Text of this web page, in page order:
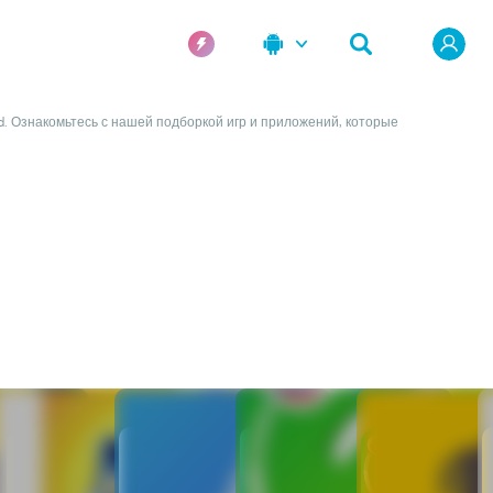
с нашей подборкой игр и приложений, которые